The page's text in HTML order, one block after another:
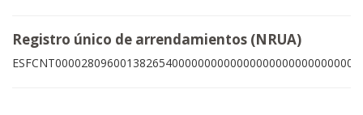
Registro único de arrendamientos (NRUA)
ESFCNT00002809600138265400000000000000000000000000003